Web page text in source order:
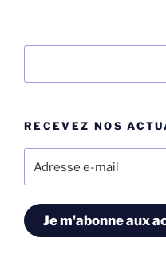
RECEVEZ NOS
e-
Je m'abonne aux